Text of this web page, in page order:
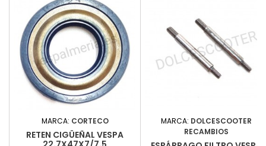
MARCA: CORTECO
RETEN CIGÜEÑAL VESPA
MARCA: DOLCESCOOTER
RECAMBIOS